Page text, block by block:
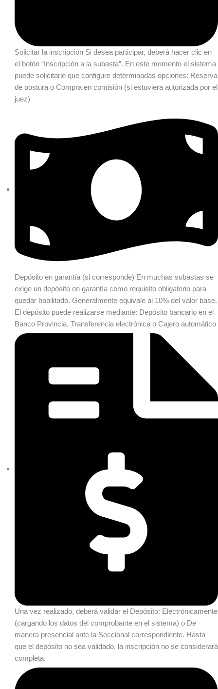
Solicitar la inscripción Si desea participar, deberá hacer clic en
el botón “Inscripción a la subasta”. En este momento el sistema
puede solicitarle que configure determinadas opciones: Reserva
de postura o Compra en comisión (si estuviera autorizada por el
juez)
Depósito en garantía (si corresponde) En muchas subastas se
exige un depósito en garantía como requisito obligatorio para
quedar habilitado. Generalmente equivale al 10% del valor base.
El depósito puede realizarse mediante: Depósito bancario en el
Banco Provincia, Transferencia electrónica o Cajero automático
Una vez realizado, deberá validar el Depósito: Electrónicamente
(cargando los datos del comprobante en el sistema) o De
manera presencial ante la Seccional correspondiente. Hasta
que el depósito no sea validado, la inscripción no se considerará
completa.